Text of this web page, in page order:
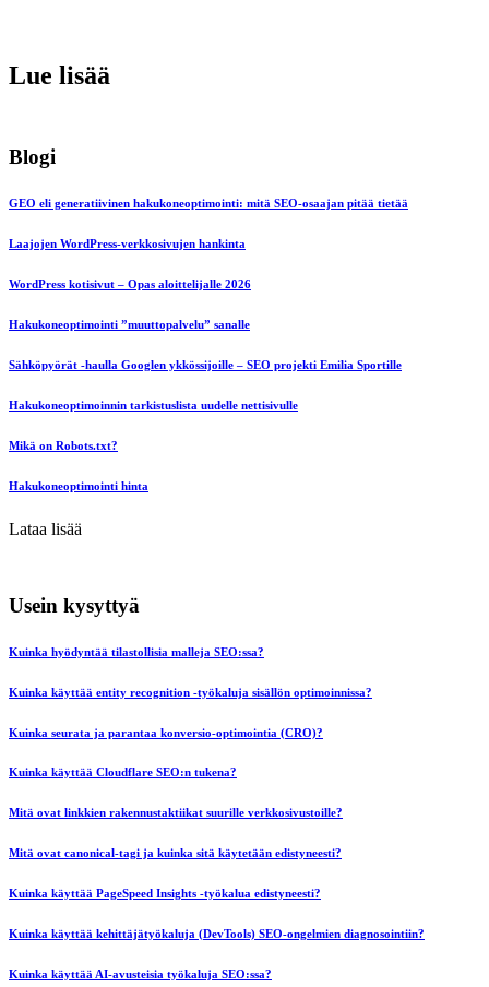
Lue lisää
Blogi
GEO eli generatiivinen hakukoneoptimointi: mitä SEO-osaajan pitää tietää
Laajojen WordPress-verkkosivujen hankinta
WordPress kotisivut – Opas aloittelijalle 2026
Hakukoneoptimointi ”muuttopalvelu” sanalle
Sähköpyörät -haulla Googlen ykkössijoille – SEO projekti Emilia Sportille
Hakukoneoptimoinnin tarkistuslista uudelle nettisivulle
Mikä on Robots.txt?
Hakukoneoptimointi hinta
Lataa lisää
Usein kysyttyä
Kuinka hyödyntää tilastollisia malleja SEO:ssa?
Kuinka käyttää entity recognition -työkaluja sisällön optimoinnissa?
Kuinka seurata ja parantaa konversio-optimointia (CRO)?
Kuinka käyttää Cloudflare SEO:n tukena?
Mitä ovat linkkien rakennustaktiikat suurille verkkosivustoille?
Mitä ovat canonical-tagi ja kuinka sitä käytetään edistyneesti?
Kuinka käyttää PageSpeed Insights -työkalua edistyneesti?
Kuinka käyttää kehittäjätyökaluja (DevTools) SEO-ongelmien diagnosointiin?
Kuinka käyttää AI-avusteisia työkaluja SEO:ssa?